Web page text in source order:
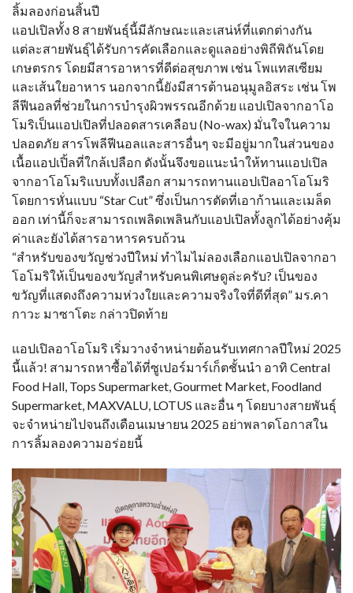
ลิ้มลองก่อนสิ้นปี
แอปเปิลทั้ง 8 สายพันธุ์นี้มีลักษณะและเสน่ห์ที่แตกต่างกัน
แต่ละสายพันธุ์ได้รับการคัดเลือกและดูแลอย่างพิถีพิถันโดย
เกษตรกร โดยมีสารอาหารที่ดีต่อสุขภาพ เช่น โพแทสเซียม
และเส้นใยอาหาร นอกจากนี้ยังมีสารต้านอนุมูลอิสระ เช่น โพ
ลีฟีนอลที่ช่วยในการบำรุงผิวพรรณอีกด้วย แอปเปิลจากอาโอ
โมริเป็นแอปเปิลที่ปลอดสารเคลือบ (No-wax) มั่นใจในความ
ปลอดภัย สารโพลีฟีนอลและสารอื่นๆ จะมีอยู่มากในส่วนของ
เนื้อแอปเปิ้ลที่ใกล้เปลือก ดังนั้นจึงขอแนะนำให้ทานแอปเปิล
จากอาโอโมริแบบทั้งเปลือก สามารถทานแอปเปิลอาโอโมริ
โดยการหั่นแบบ “Star Cut” ซึ่งเป็นการตัดที่เอาก้านและเมล็ด
ออก เท่านี้ก็จะสามารถเพลิดเพลินกับแอปเปิลทั้งลูกได้อย่างคุ้ม
ค่าและยังได้สารอาหารครบถ้วน
“สำหรับของขวัญช่วงปีใหม่ ทำไมไม่ลองเลือกแอปเปิลจากอา
โอโมริให้เป็นของขวัญสำหรับคนพิเศษดูล่ะครับ? เป็นของ
ขวัญที่แสดงถึงความห่วงใยและความจริงใจที่ดีที่สุด” มร.คา
กาวะ มาซาโตะ กล่าวปิดท้าย
แอปเปิลอาโอโมริ เริ่มวางจำหน่ายต้อนรับเทศกาลปีใหม่ 2025
นี้แล้ว! สามารถหาซื้อได้ที่ซูเปอร์มาร์เก็ตชั้นนำ อาทิ Central
Food Hall, Tops Supermarket, Gourmet Market, Foodland
Supermarket, MAXVALU, LOTUS และอื่น ๆ โดยบางสายพันธุ์
จะจำหน่ายไปจนถึงเดือนเมษายน 2025 อย่าพลาดโอกาสใน
การลิ้มลองความอร่อยนี้